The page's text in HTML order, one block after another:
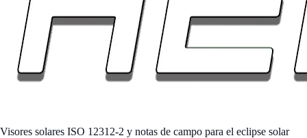
Visores solares ISO 12312-2 y notas de campo para el eclipse solar